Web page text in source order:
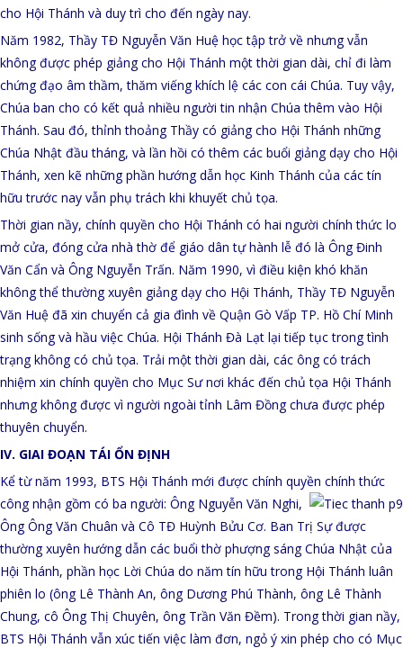
cho Hội Thánh và duy trì cho đến ngày nay.
Năm 1982, Thầy TĐ Nguyễn Văn Huệ học tập trở về nhưng vẫn
không được phép giảng cho Hội Thánh một thời gian dài, chỉ đi làm
chứng đạo âm thầm, thăm viếng khích lệ các con cái Chúa. Tuy vậy,
Chúa ban cho có kết quả nhiều người tin nhận Chúa thêm vào Hội
Thánh. Sau đó, thỉnh thoảng Thầy có giảng cho Hội Thánh những
Chúa Nhật đầu tháng, và lần hồi có thêm các buổi giảng dạy cho Hội
Thánh, xen kẽ những phần hướng dẫn học Kinh Thánh của các tín
hữu trước nay vẫn phụ trách khi khuyết chủ tọa.
Thời gian nầy, chính quyền cho Hội Thánh có hai người chính thức lo
mở cửa, đóng cửa nhà thờ để giáo dân tự hành lễ đó là Ông Đinh
Văn Cẩn và Ông Nguyễn Trấn. Năm 1990, vì điều kiện khó khăn
không thể thường xuyên giảng dạy cho Hội Thánh, Thầy TĐ Nguyễn
Văn Huệ đã xin chuyển cả gia đình về Quận Gò Vấp TP. Hồ Chí Minh
sinh sống và hầu việc Chúa. Hội Thánh Đà Lạt lại tiếp tục trong tình
trạng không có chủ tọa. Trải một thời gian dài, các ông có trách
nhiệm xin chính quyền cho Mục Sư nơi khác đến chủ tọa Hội Thánh
nhưng không được vì người ngoài tỉnh Lâm Đồng chưa được phép
thuyên chuyển.
IV. GIAI ĐOẠN TÁI ỔN ĐỊNH
Kể từ năm 1993, BTS Hội Thánh mới được chính quyền chính thức
công nhận gồm có ba người: Ông Nguyễn Văn Nghi,
Ông Ông Văn Chuân và Cô TĐ Huỳnh Bửu Cơ. Ban Trị Sự được
thường xuyên hướng dẫn các buổi thờ phượng sáng Chúa Nhật của
Hội Thánh, phần học Lời Chúa do năm tín hữu trong Hội Thánh luân
phiên lo (ông Lê Thành An, ông Dương Phú Thành, ông Lê Thành
Chung, cô Ông Thị Chuyên, ông Trần Văn Đềm). Trong thời gian nầy,
BTS Hội Thánh vẫn xúc tiến việc làm đơn, ngỏ ý xin phép cho có Mục